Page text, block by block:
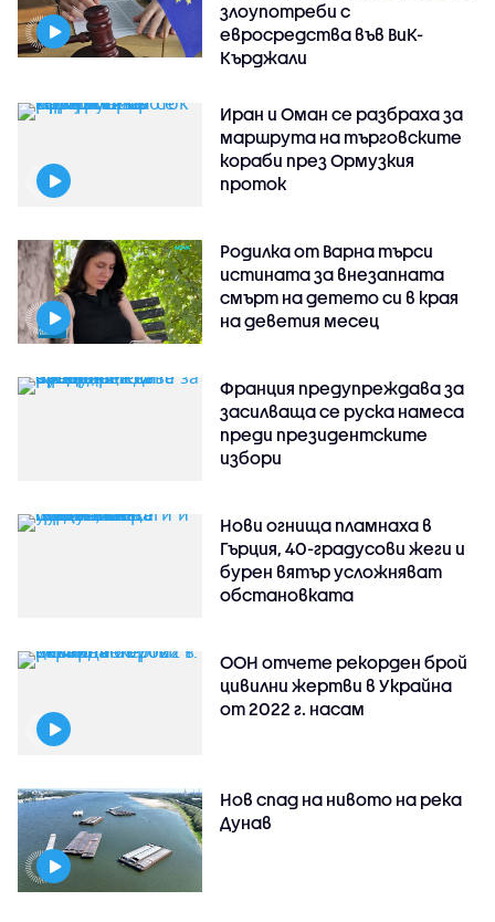
злоупотреби с
евросредства във ВиК-
Кърджали
Иран и Оман се разбраха за
маршрута на търговските
кораби през Ормузкия
проток
Родилка от Варна търси
истината за внезапната
смърт на детето си в края
на деветия месец
Франция предупреждава за
засилваща се руска намеса
преди президентските
избори
Нови огнища пламнаха в
Гърция, 40-градусови жеги и
бурен вятър усложняват
обстановката
ООН отчете рекорден брой
цивилни жертви в Украйна
от 2022 г. насам
Нов спад на нивото на река
Дунав